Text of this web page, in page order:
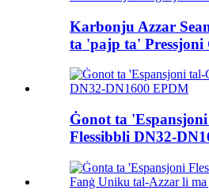
Karbonju Azzar
ta 'pajp ta' Pressjoni
Ġonot ta
Flessibbli DN32-